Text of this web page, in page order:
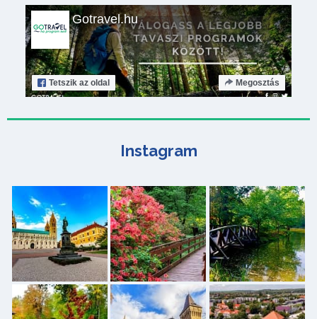
Gotravel.hu
Tetszik az oldal Megosztás
Instagram